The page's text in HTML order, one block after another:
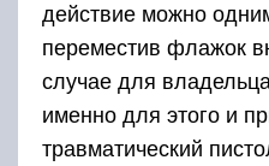
действие можно
переместив флажок
случае для
именно для этого и
травматический